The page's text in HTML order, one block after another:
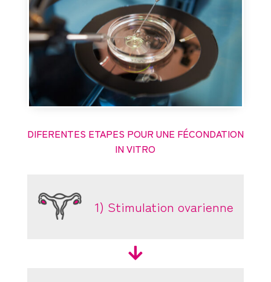
DIFERENTES ETAPES POUR UNE FÉCONDATION
IN VITRO
1) Stimulation ovarienne
